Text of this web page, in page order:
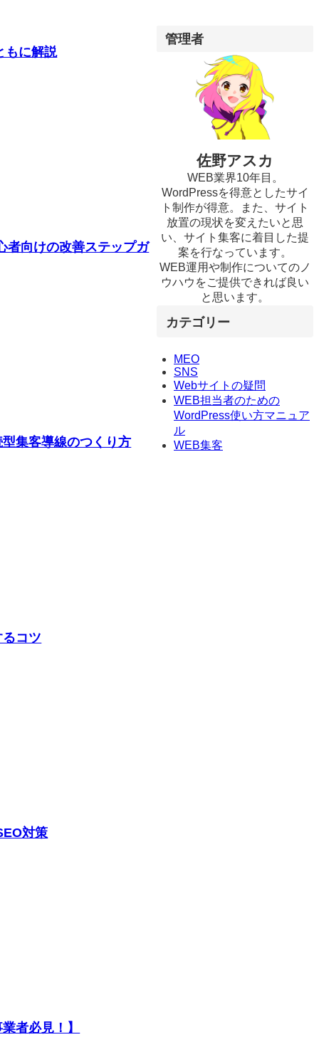
もに解説
者向けの改善ステップガ
集客導線のつくり方
コツ
対策
者必見！】
管理者
佐野アスカ
WEB業界10年目。
WordPressを得意としたサイ
ト制作が得意。また、サイト
放置の現状を変えたいと思
い、サイト集客に着目した提
案を行なっています。
WEB運用や制作についてのノ
ウハウをご提供できれば良い
と思います。
カテゴリー
MEO
SNS
Webサイトの疑問
WEB担当者のための
WordPress使い方マニュア
ル
WEB集客